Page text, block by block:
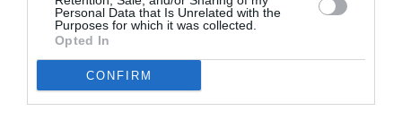
Personal Data that Is Unrelated with the
Purposes for which it was collected.
Opted In
CONFIRM
Următorul articol
„Când un român îţi devine prieten, îţi
dăruieşte inima lui”